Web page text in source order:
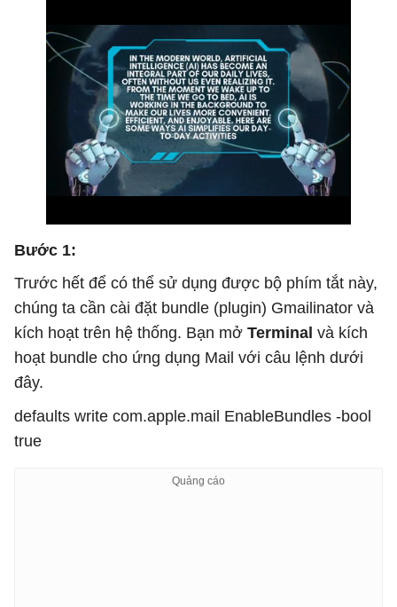
Bước 1:
Trước hết để có thể sử dụng được bộ phím tắt này,
chúng ta cần cài đặt bundle (plugin) Gmailinator và
kích hoạt trên hệ thống. Bạn mở Terminal và kích
hoạt bundle cho ứng dụng Mail với câu lệnh dưới
đây.
defaults write com.apple.mail EnableBundles -bool
true